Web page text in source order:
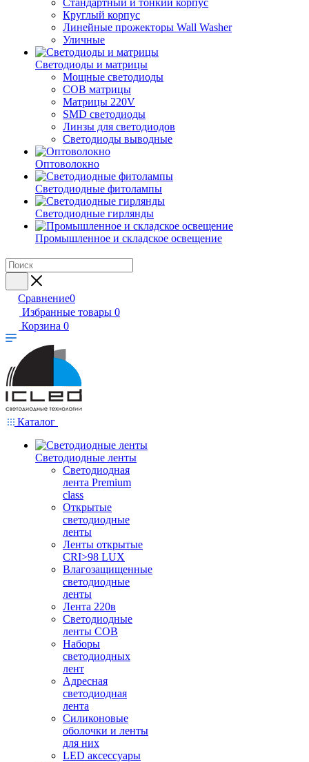
Стандартный и тонкий корпус
Круглый корпус
Линейные прожекторы Wall Washer
Уличные
Светодиоды и матрицы
Мощные светодиоды
COB матрицы
Матрицы 220V
SMD светодиоды
Линзы для светодиодов
Светодиоды выводные
Оптоволокно
Светодиодные фитолампы
Светодиодные гирлянды
Промышленное и складское освещение
Сравнение0
Избранные товары 0
Корзина 0
Каталог
Светодиодные ленты
Светодиодная
лента Premium
class
Открытые
светодиодные
ленты
Ленты открытые
CRI>98 LUX
Влагозащищенные
светодиодные
ленты
Лента 220в
Светодиодные
ленты COB
Наборы
светодиодных
лент
Адресная
светодиодная
лента
Силиконовые
оболочки и ленты
для них
LED аксессуары